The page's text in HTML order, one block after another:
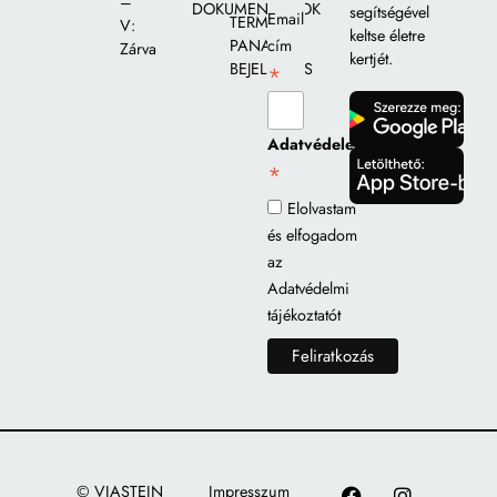
V:
Zárva
DOKUMENTUMOK
TERMÉK
PANASZ
BEJELENTÉS
Email
cím
*
Adatvédelem
*
Elolvastam
és elfogadom
az
Adatvédelmi
tájékoztatót
segítségével
keltse életre
kertjét.
gomb
gomb
© VIASTEIN Impresszum